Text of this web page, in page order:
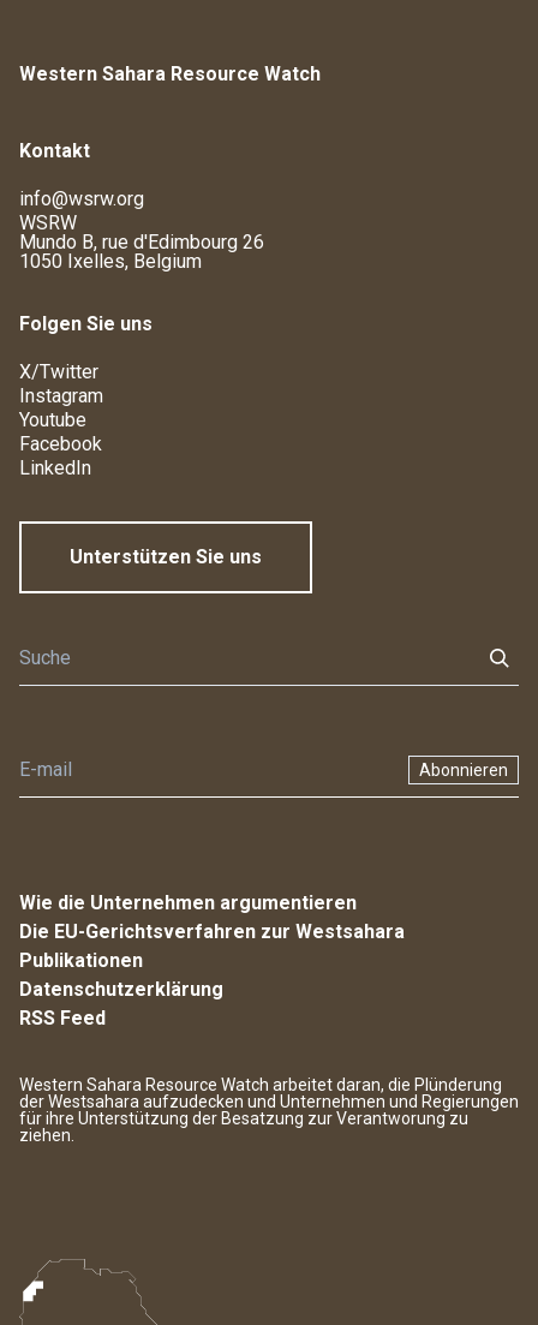
Western Sahara Resource Watch
Kontakt
info@wsrw.org
WSRW
Mundo B, rue d'Edimbourg 26
1050 Ixelles, Belgium
Folgen Sie uns
X/Twitter
Instagram
Youtube
Facebook
LinkedIn
Unterstützen Sie uns
Abonnieren
Wie die Unternehmen argumentieren
Die EU-Gerichtsverfahren zur Westsahara
Publikationen
Datenschutzerklärung
RSS Feed
Western Sahara Resource Watch arbeitet daran, die Plünderung
der Westsahara aufzudecken und Unternehmen und Regierungen
für ihre Unterstützung der Besatzung zur Verantworung zu
ziehen.